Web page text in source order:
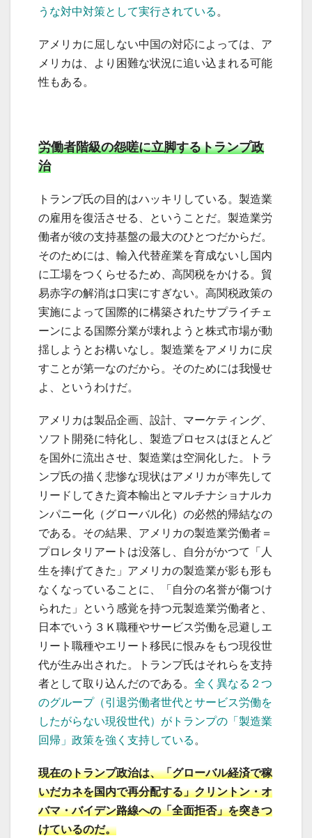
うな対中対策として実行されている 。
アメリカに屈しない中国の対応によっては、ア
メリカは、より困難な状況に追い込まれる可能
性もある。
労働者階級の怨嗟に立脚するトランプ政
治
トランプ氏の目的はハッキリしている。製造業
の雇用を復活させる、ということだ。製造業労
働者が彼の支持基盤の最大のひとつだからだ。
そのためには、輸入代替産業を育成ないし国内
に工場をつくらせるため、高関税をかける。貿
易赤字の解消は口実にすぎない。高関税政策の
実施によって国際的に構築されたサプライチェ
ーンによる国際分業が壊れようと株式市場が動
揺しようとお構いなし。製造業をアメリカに戻
すことが第一なのだから。そのためには我慢せ
よ、というわけだ。
アメリカは製品企画、設計、マーケティング、
ソフト開発に特化し、製造プロセスはほとんど
を国外に流出させ、製造業は空洞化した。トラ
ンプ氏の描く悲惨な現状はアメリカが率先して
リードしてきた資本輸出とマルチナショナルカ
ンパニー化（グローバル化）の必然的帰結なの
である。その結果、アメリカの製造業労働者＝
プロレタリアートは没落し、自分がかつて「人
生を捧げてきた」アメリカの製造業が影も形も
なくなっていることに、「自分の名誉が傷つけ
られた」という感覚を持つ元製造業労働者と、
日本でいう３Ｋ職種やサービス労働を忌避しエ
リート職種やエリート移民に恨みをもつ現役世
代が生み出された。トランプ氏はそれらを支持
者として取り込んだのである。 全く異なる２つ
のグループ（引退労働者世代とサービス労働を
したがらない現役世代）がトランプの「製造業
回帰」政策を強く支持している 。
現在のトランプ政治は、「グローバル経済で稼
いだカネを国内で再分配する」クリントン・オ
バマ・バイデン路線への「全面拒否」を突きつ
けているのだ。